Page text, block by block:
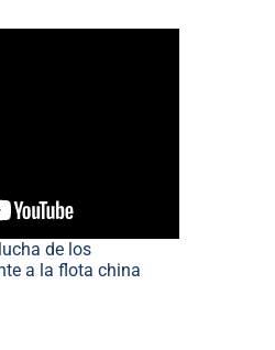
de los
a la flota china